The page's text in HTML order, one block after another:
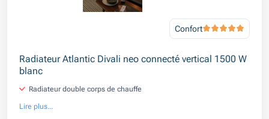
Confort
Radiateur Atlantic Divali neo connecté vertical 1500 W
blanc
Radiateur double corps de chauffe
Lire plus...